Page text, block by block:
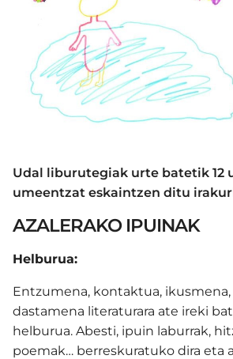
Udal liburutegiak urte batetik 12
umeentzat eskaintzen ditu
AZALERAKO IPUINAK
Helburua:
Entzumena, kontaktua,
dastamena literaturara ate ireki
helburua. Abesti, ipuin laburrak,
poemak… berreskuratuko dira eta